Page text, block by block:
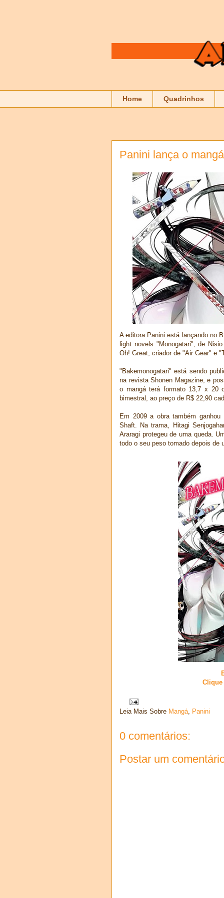
Home Quadrinhos
Panini lança o
A editora Panini está lançando no
light novels "Monogatari", de
Oh! Great, criador de "Air Gear" e
"Bakemonogatari" está sendo
na revista Shonen Magazine, e
o mangá terá formato 13,7 x 20
bimestral, ao preço de R$ 22,90
Em 2009 a obra também
Shaft. Na trama, Hitagi
Araragi protegeu de uma queda.
todo o seu peso tomado depois de
Clique
Leia Mais Sobre Mangá, Panini
0 comentários:
Postar um